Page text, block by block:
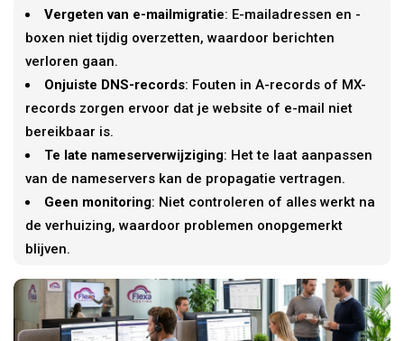
Vergeten van e-mailmigratie: E-mailadressen en -
boxen niet tijdig overzetten, waardoor berichten
verloren gaan.
Onjuiste DNS-records: Fouten in A-records of MX-
records zorgen ervoor dat je website of e-mail niet
bereikbaar is.
Te late nameserverwijziging: Het te laat aanpassen
van de nameservers kan de propagatie vertragen.
Geen monitoring: Niet controleren of alles werkt na
de verhuizing, waardoor problemen onopgemerkt
blijven.